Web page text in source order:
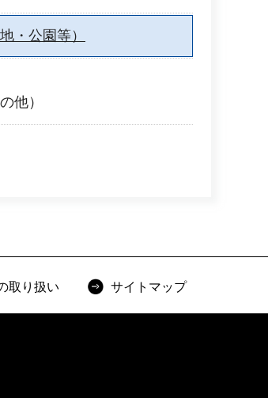
・公園等）
他）
取り扱い サイトマップ